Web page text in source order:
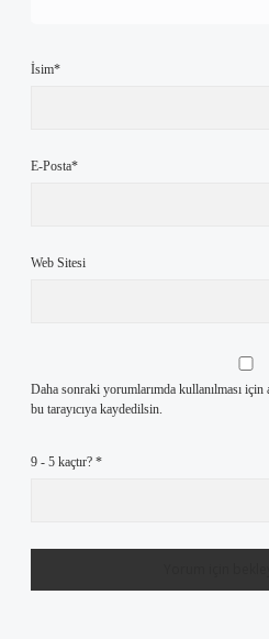
İsim*
E-Posta*
Web Sitesi
Daha sonraki yorumlarımda kullanılması için
bu tarayıcıya kaydedilsin.
9 - 5 kaçtır? *